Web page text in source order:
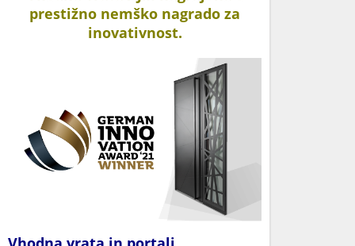
prestižno nemško nagrado za
inovativnost.